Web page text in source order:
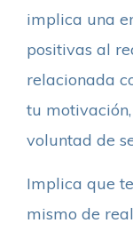
implica una
positivas al
relacionada
tu
voluntad de
Implica que
mismo de